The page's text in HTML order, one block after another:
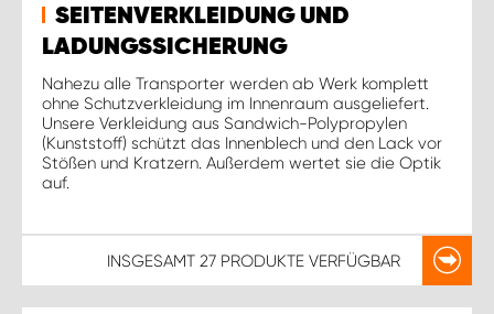
SEITENVERKLEIDUNG UND
LADUNGSSICHERUNG
Nahezu alle Transporter werden ab Werk komplett
ohne Schutzverkleidung im Innenraum ausgeliefert.
Unsere Verkleidung aus Sandwich-Polypropylen
(Kunststoff) schützt das Innenblech und den Lack vor
Stößen und Kratzern. Außerdem wertet sie die Optik
auf.
INSGESAMT 27 PRODUKTE VERFÜGBAR